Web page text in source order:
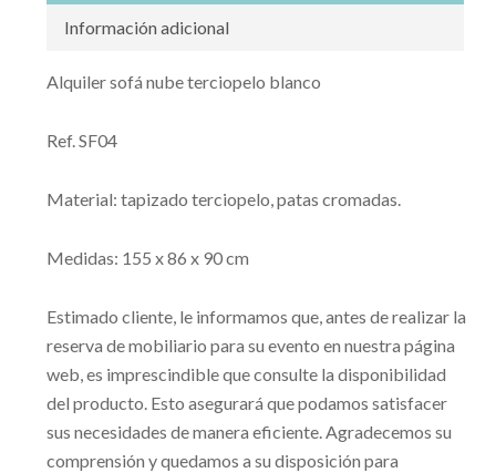
Información adicional
Alquiler sofá nube terciopelo blanco
Ref. SF04
Material: tapizado terciopelo, patas cromadas.
Medidas: 155 x 86 x 90 cm
Estimado cliente, le informamos que, antes de realizar la
reserva de mobiliario para su evento en nuestra página
web, es imprescindible que consulte la disponibilidad
del producto. Esto asegurará que podamos satisfacer
sus necesidades de manera eficiente. Agradecemos su
comprensión y quedamos a su disposición para